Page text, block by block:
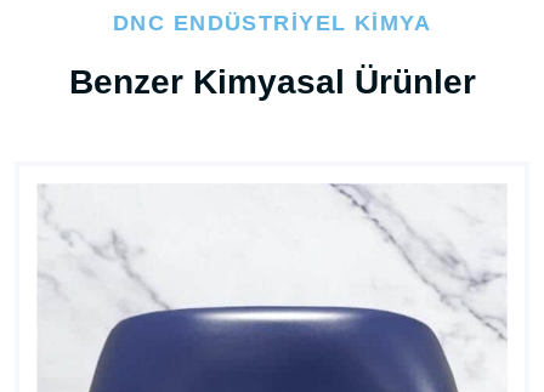
DNC ENDÜSTRIYEL KIMYA
Benzer Kimyasal Ürünler